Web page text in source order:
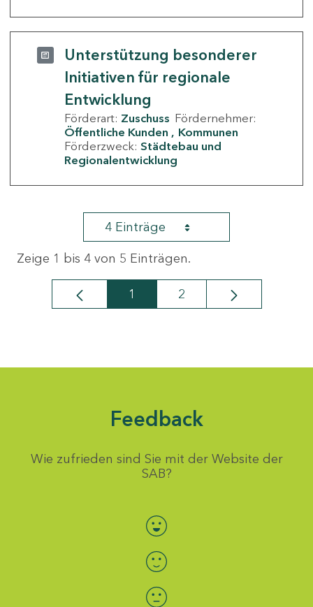
Unterstützung besonderer
Initiativen für regionale
Entwicklung
Förderart: Zuschuss Fördernehmer:
Öffentliche Kunden
Kommunen
Förderzweck: Städtebau und
Regionalentwicklung
4 Einträge
Zeige 1 bis 4 von 5 Einträgen.
Seite
1 Seite
2
Feedback
Wie zufrieden sind Sie mit der Website der
SAB?
Bewertung auswählen